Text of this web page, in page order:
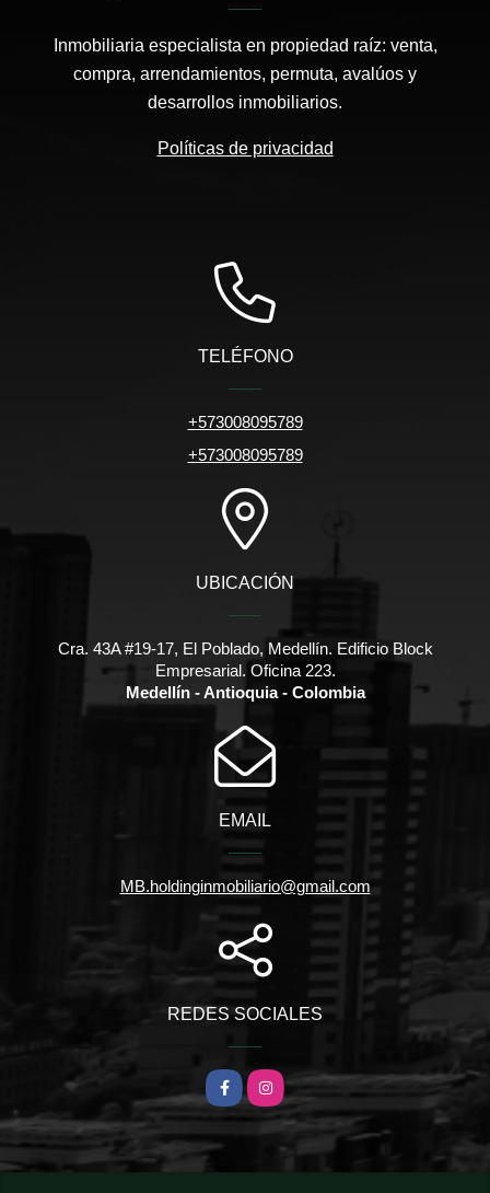
Inmobiliaria especialista en propiedad raíz: venta,
compra, arrendamientos, permuta, avalúos y
desarrollos inmobiliarios.
Políticas de privacidad
TELÉFONO
+573008095789
+573008095789
UBICACIÓN
Cra. 43A #19-17, El Poblado, Medellín. Edificio Block
Empresarial. Oficina 223.
Medellín - Antioquia - Colombia
EMAIL
MB.holdinginmobiliario@gmail.com
REDES SOCIALES
FacebookInstagram